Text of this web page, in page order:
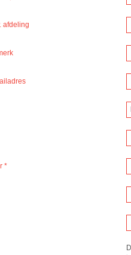
afdeling
*